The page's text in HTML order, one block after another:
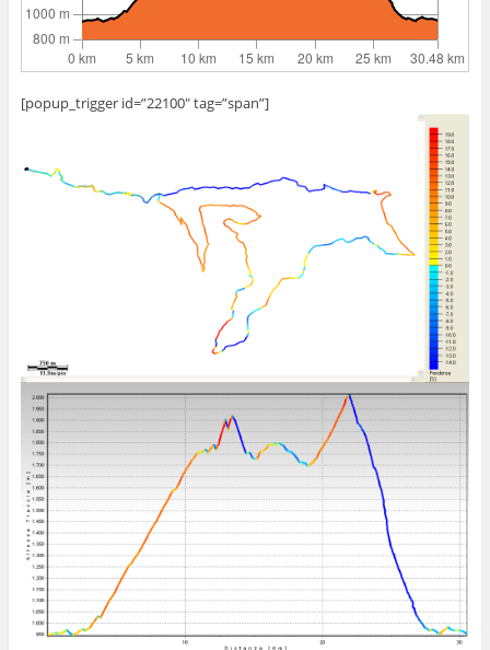
[popup_trigger id=”22100″ tag=”span”]